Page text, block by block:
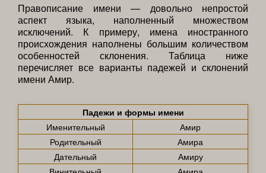
Правописание имени — довольно непростой
аспект языка, наполненный множеством
исключений. К примеру, имена иностранного
происхождения наполнены большим количеством
особенностей склонения. Таблица ниже
перечисляет все варианты падежей и склонений
имени Амир.
Падежи и формы имени
Именительный
Амир
Родительный
Амира
Дательный
Амиру